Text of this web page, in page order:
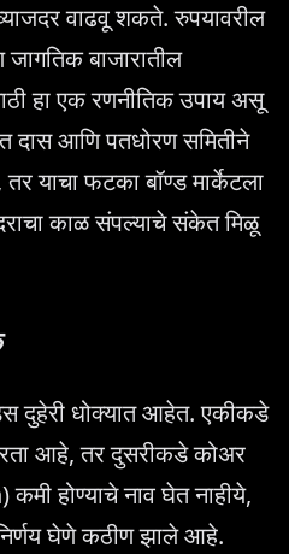
वाढवू शकते. रुपयावरील
बाजारातील
हा एक रणनीतिक उपाय असू
दास आणि पतधोरण समितीने
याचा फटका बॉण्ड मार्केटला
काळ संपल्याचे संकेत मिळू
दुहेरी धोक्यात आहेत. एकीकडे
आहे, तर दुसरीकडे कोअर
होण्याचे नाव घेत नाहीये,
घेणे कठीण झाले आहे.